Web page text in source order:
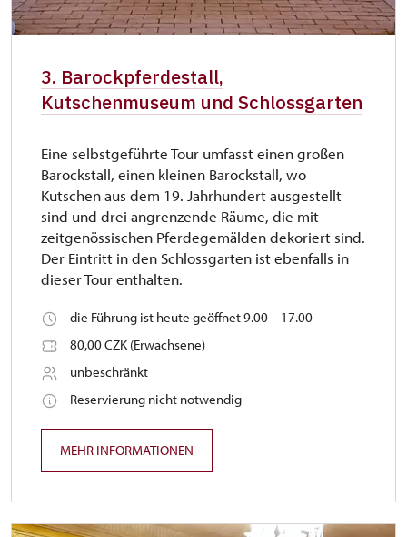
3. Barockpferdestall,
Kutschenmuseum und Schlossgarten
Eine selbstgeführte Tour umfasst einen großen
Barockstall, einen kleinen Barockstall, wo
Kutschen aus dem 19. Jahrhundert ausgestellt
sind und drei angrenzende Räume, die mit
zeitgenössischen Pferdegemälden dekoriert sind.
Der Eintritt in den Schlossgarten ist ebenfalls in
dieser Tour enthalten.
die Führung ist heute geöffnet 9.00 – 17.00
80,00 CZK (Erwachsene)
unbeschränkt
Reservierung nicht notwendig
MEHR INFORMATIONEN